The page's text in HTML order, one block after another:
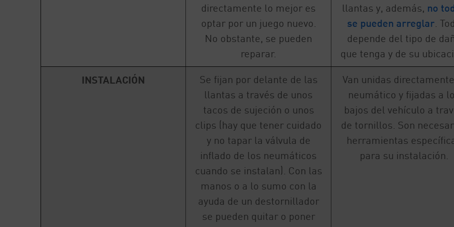
directamente lo mejor es
optar por un juego nuevo.
No obstante, se pueden
reparar.
llantas y, además, no
se pueden arreglar.
depende del tipo de
que tenga y de su
INSTALACIÓN
Se fijan por delante de las
llantas a través de unos
tacos de sujeción o unos
clips (hay que tener cuidado
y no tapar la válvula de
inflado de los neumáticos
cuando se instalan). Con las
manos o a lo sumo con la
ayuda de un destornillador
se pueden quitar o poner
Van unidas
neumático y fijadas a
bajos del vehículo a
de tornillos. Son
herramientas
para su instalación.